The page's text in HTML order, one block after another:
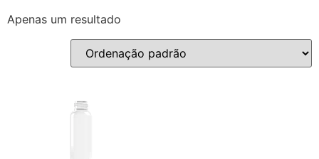
Apenas um resultado